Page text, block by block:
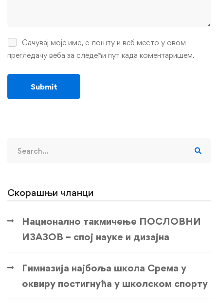
Сачувај моје име, е-пошту и веб место у овом
прегледачу веба за следећи пут када коментаришем.
for:
Скорашњи чланци
Национално такмичење ПОСЛОВНИ
ИЗАЗОВ – спој науке и дизајна
Гимназија најбоља школа Срема у
оквиру постигнућа у школском спорту